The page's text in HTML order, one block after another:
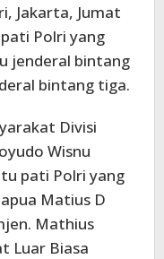
Jakarta, Jumat
Polri yang
jenderal bintang
bintang tiga.
Divisi
Wisnu
pati Polri yang
Matius D
Mathius
Luar Biasa